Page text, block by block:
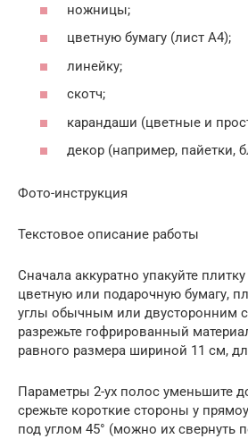
ножницы;
цветную бумагу (лист А4);
линейку;
скотч;
карандаши (цветные и
декор (например, пайетки,
Фото-инструкция
Текстовое описание работы
Сначала аккуратно упакуйте
цветную или подарочную бумагу,
углы обычным или двусторонним
разрежьте гофрированный
равного размера шириной 11 см,
Параметры 2-ух полос уменьшите
срежьте короткие стороны у
под углом 45° (можно их свернуть